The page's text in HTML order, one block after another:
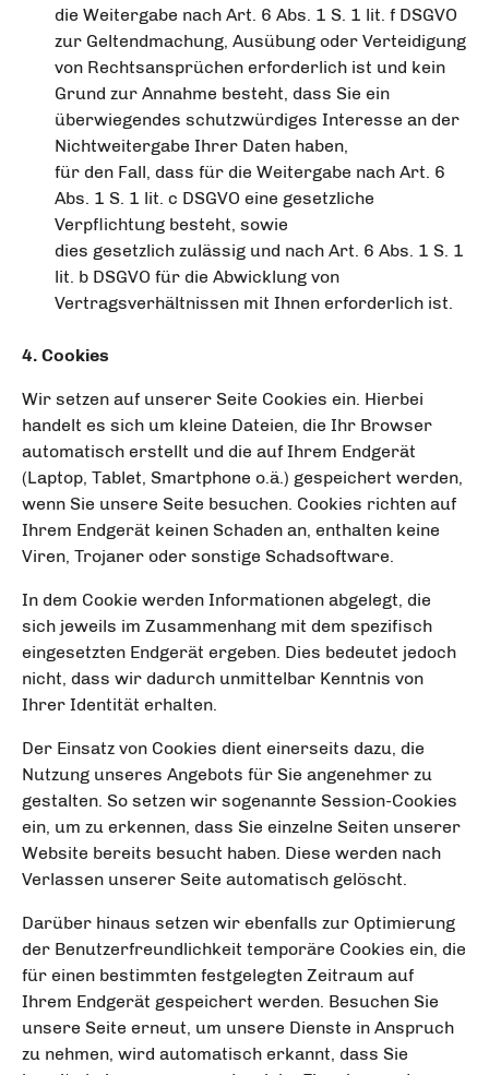
die Weitergabe nach Art. 6 Abs. 1 S. 1 lit. f DSGVO
zur Geltendmachung, Ausübung oder Verteidigung
von Rechtsansprüchen erforderlich ist und kein
Grund zur Annahme besteht, dass Sie ein
überwiegendes schutzwürdiges Interesse an der
Nichtweitergabe Ihrer Daten haben,
für den Fall, dass für die Weitergabe nach Art. 6
Abs. 1 S. 1 lit. c DSGVO eine gesetzliche
Verpflichtung besteht, sowie
dies gesetzlich zulässig und nach Art. 6 Abs. 1 S. 1
lit. b DSGVO für die Abwicklung von
Vertragsverhältnissen mit Ihnen erforderlich ist.
4. Cookies
Wir setzen auf unserer Seite Cookies ein. Hierbei
handelt es sich um kleine Dateien, die Ihr Browser
automatisch erstellt und die auf Ihrem Endgerät
(Laptop, Tablet, Smartphone o.ä.) gespeichert werden,
wenn Sie unsere Seite besuchen. Cookies richten auf
Ihrem Endgerät keinen Schaden an, enthalten keine
Viren, Trojaner oder sonstige Schadsoftware.
In dem Cookie werden Informationen abgelegt, die
sich jeweils im Zusammenhang mit dem spezifisch
eingesetzten Endgerät ergeben. Dies bedeutet jedoch
nicht, dass wir dadurch unmittelbar Kenntnis von
Ihrer Identität erhalten.
Der Einsatz von Cookies dient einerseits dazu, die
Nutzung unseres Angebots für Sie angenehmer zu
gestalten. So setzen wir sogenannte Session-Cookies
ein, um zu erkennen, dass Sie einzelne Seiten unserer
Website bereits besucht haben. Diese werden nach
Verlassen unserer Seite automatisch gelöscht.
Darüber hinaus setzen wir ebenfalls zur Optimierung
der Benutzerfreundlichkeit temporäre Cookies ein, die
für einen bestimmten festgelegten Zeitraum auf
Ihrem Endgerät gespeichert werden. Besuchen Sie
unsere Seite erneut, um unsere Dienste in Anspruch
zu nehmen, wird automatisch erkannt, dass Sie